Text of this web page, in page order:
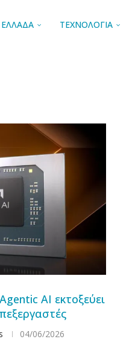
ΕΛΛΑΔΑ ΤΕΧΝΟΛΟΓΙΑ
AI εκτοξεύει
04/06/2026